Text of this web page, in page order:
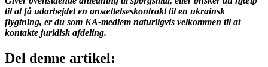
til at få udarbejdet en ansættelseskontrakt til en ukrainsk
flygtning, er du som KA-medlem naturligvis velkommen til at
kontakte juridisk afdeling.
Del denne artikel: